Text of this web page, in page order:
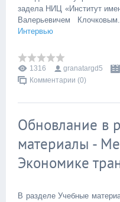
задела НИЦ «Институт
Валерьевичем
Интервью
1316 granatargd5
Комментарии (0)
Обновлание в
материалы -
Экономике
В разделе Учебные